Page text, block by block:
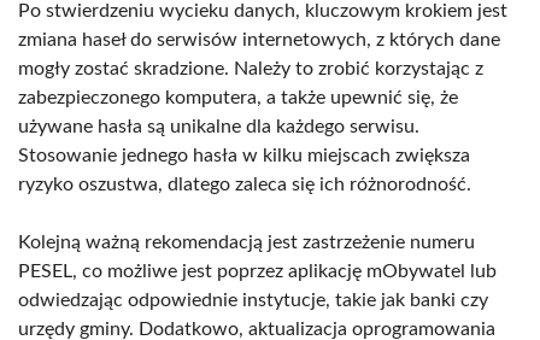
Po stwierdzeniu wycieku danych, kluczowym krokiem jest
zmiana haseł do serwisów internetowych, z których dane
mogły zostać skradzione. Należy to zrobić korzystając z
zabezpieczonego komputera, a także upewnić się, że
używane hasła są unikalne dla każdego serwisu.
Stosowanie jednego hasła w kilku miejscach zwiększa
ryzyko oszustwa, dlatego zaleca się ich różnorodność.
Kolejną ważną rekomendacją jest zastrzeżenie numeru
PESEL, co możliwe jest poprzez aplikację mObywatel lub
odwiedzając odpowiednie instytucje, takie jak banki czy
urzędy gminy. Dodatkowo, aktualizacja oprogramowania